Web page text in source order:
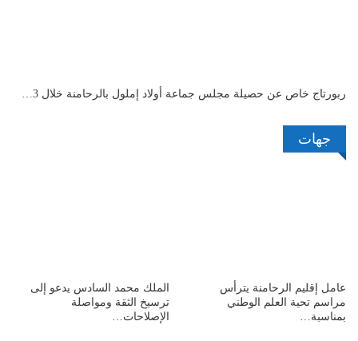
ربورتاج خاص عن حصيلة مجلس جماعة أولاد إملول بالرحامنة خلال 3…
جهات
عامل إقليم الرحامنة يترأس
مراسم تحية العلم الوطني
بمناسبة…
الملك محمد السادس يدعو إلى
ترسيخ الثقة ومواصلة
الإصلاحات…